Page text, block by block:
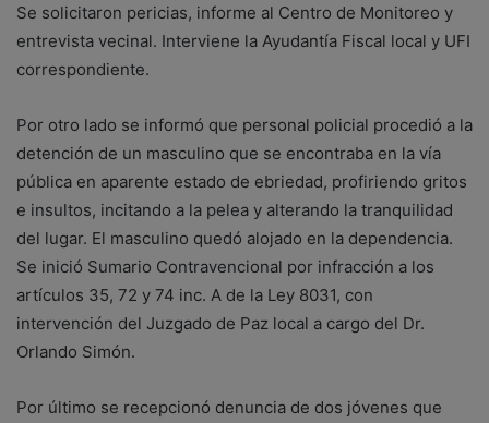
Se solicitaron pericias, informe al Centro de Monitoreo y
entrevista vecinal. Interviene la Ayudantía Fiscal local y UFI
correspondiente.
Por otro lado se informó que personal policial procedió a la
detención de un masculino que se encontraba en la vía
pública en aparente estado de ebriedad, profiriendo gritos
e insultos, incitando a la pelea y alterando la tranquilidad
del lugar. El masculino quedó alojado en la dependencia.
Se inició Sumario Contravencional por infracción a los
artículos 35, 72 y 74 inc. A de la Ley 8031, con
intervención del Juzgado de Paz local a cargo del Dr.
Orlando Simón.
Por último se recepcionó denuncia de dos jóvenes que